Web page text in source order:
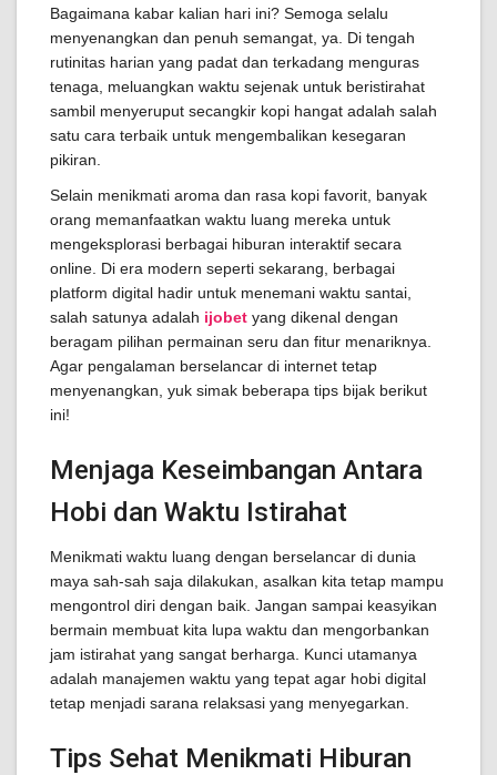
Bagaimana kabar kalian hari ini? Semoga selalu
menyenangkan dan penuh semangat, ya. Di tengah
rutinitas harian yang padat dan terkadang menguras
tenaga, meluangkan waktu sejenak untuk beristirahat
sambil menyeruput secangkir kopi hangat adalah salah
satu cara terbaik untuk mengembalikan kesegaran
pikiran.
Selain menikmati aroma dan rasa kopi favorit, banyak
orang memanfaatkan waktu luang mereka untuk
mengeksplorasi berbagai hiburan interaktif secara
online. Di era modern seperti sekarang, berbagai
platform digital hadir untuk menemani waktu santai,
salah satunya adalah ijobet yang dikenal dengan
beragam pilihan permainan seru dan fitur menariknya.
Agar pengalaman berselancar di internet tetap
menyenangkan, yuk simak beberapa tips bijak berikut
ini!
Menjaga Keseimbangan Antara
Hobi dan Waktu Istirahat
Menikmati waktu luang dengan berselancar di dunia
maya sah-sah saja dilakukan, asalkan kita tetap mampu
mengontrol diri dengan baik. Jangan sampai keasyikan
bermain membuat kita lupa waktu dan mengorbankan
jam istirahat yang sangat berharga. Kunci utamanya
adalah manajemen waktu yang tepat agar hobi digital
tetap menjadi sarana relaksasi yang menyegarkan.
Tips Sehat Menikmati Hiburan